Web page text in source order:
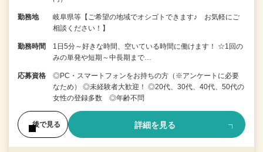
勤務地
岐阜県等【ご希望の地域でオシゴトできます♪ お気軽にご
相談ください！】
勤務時間
1日5分～好きな時間、空いている時間に働けます！ ☆1回の
みの単発や短期～中長期まで…
応募資格
◎PC・スマートフォンをお持ちの方（※アンケートに必要
なため） ◎未経験者大歓迎！ ◎20代、30代、40代、50代の
女性の登録多数 ◎年齢不問
後で見る 詳細を見る